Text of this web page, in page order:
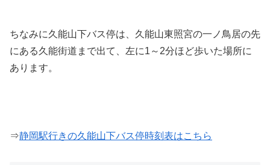
ちなみに久能山下バス停は、久能山東照宮の一ノ鳥居の先
にある久能街道まで出て、左に1～2分ほど歩いた場所に
あります。
⇒静岡駅行きの久能山下バス停時刻表はこちら